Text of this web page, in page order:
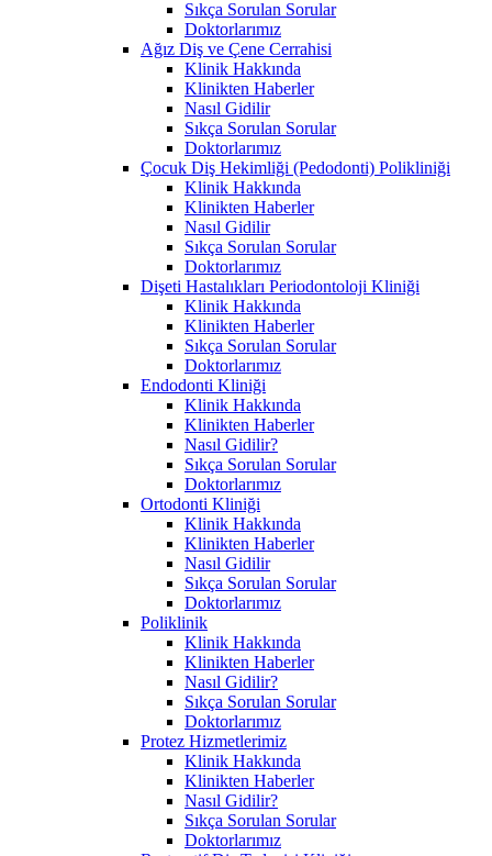
Sıkça Sorulan Sorular
Doktorlarımız
Ağız Diş ve Çene Cerrahisi
Klinik Hakkında
Klinikten Haberler
Nasıl Gidilir
Sıkça Sorulan Sorular
Doktorlarımız
Çocuk Diş Hekimliği (Pedodonti) Polikliniği
Klinik Hakkında
Klinikten Haberler
Nasıl Gidilir
Sıkça Sorulan Sorular
Doktorlarımız
Dişeti Hastalıkları Periodontoloji Kliniği
Klinik Hakkında
Klinikten Haberler
Sıkça Sorulan Sorular
Doktorlarımız
Endodonti Kliniği
Klinik Hakkında
Klinikten Haberler
Nasıl Gidilir?
Sıkça Sorulan Sorular
Doktorlarımız
Ortodonti Kliniği
Klinik Hakkında
Klinikten Haberler
Nasıl Gidilir
Sıkça Sorulan Sorular
Doktorlarımız
Poliklinik
Klinik Hakkında
Klinikten Haberler
Nasıl Gidilir?
Sıkça Sorulan Sorular
Doktorlarımız
Protez Hizmetlerimiz
Klinik Hakkında
Klinikten Haberler
Nasıl Gidilir?
Sıkça Sorulan Sorular
Doktorlarımız